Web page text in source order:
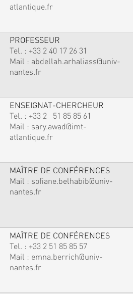
atlantique.fr
PROFESSEUR
Tel. : +33 2 40 17 26 31
Mail : abdellah.arhaliass@univ-
nantes.fr
ENSEIGNAT-CHERCHEUR
Tel. : +33 2 51 85 85 61
Mail : sary.awad@imt-
atlantique.fr
MAÎTRE DE CONFÉRENCES
Mail : sofiane.belhabib@univ-
nantes.fr
MAÎTRE DE CONFÉRENCES
Tel. : +33 2 51 85 85 57
Mail : emna.berrich@univ-
nantes.fr